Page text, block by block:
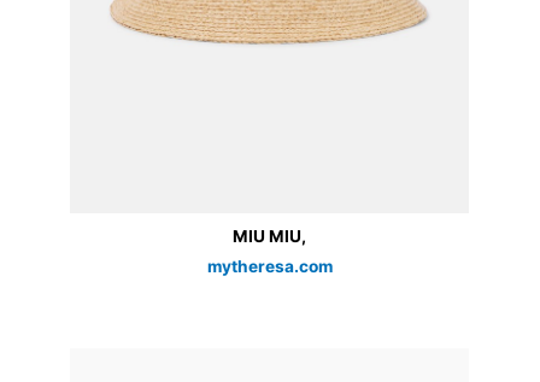
MIU MIU,
mytheresa.com